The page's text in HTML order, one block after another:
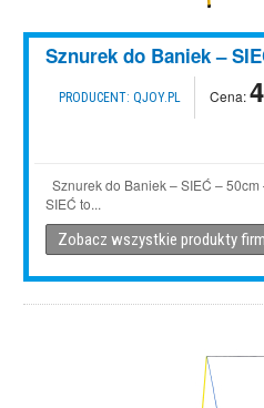
Sznurek do Baniek –
PRODUCENT: QJOY.PL Cena:
Sznurek do Baniek – SIEĆ –
SIEĆ to...
Zobacz wszystkie produkty